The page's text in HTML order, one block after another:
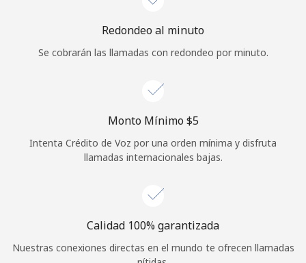
Redondeo al minuto
Se cobrarán las llamadas con redondeo por minuto.
Monto Mínimo ⁦$5⁩
Intenta Crédito de Voz por una orden mínima y disfruta
llamadas internacionales bajas.
Calidad 100% garantizada
Nuestras conexiones directas en el mundo te ofrecen llamadas